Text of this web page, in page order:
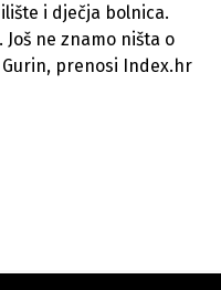
i dječja bolnica.
ne znamo ništa o
prenosi Index.hr